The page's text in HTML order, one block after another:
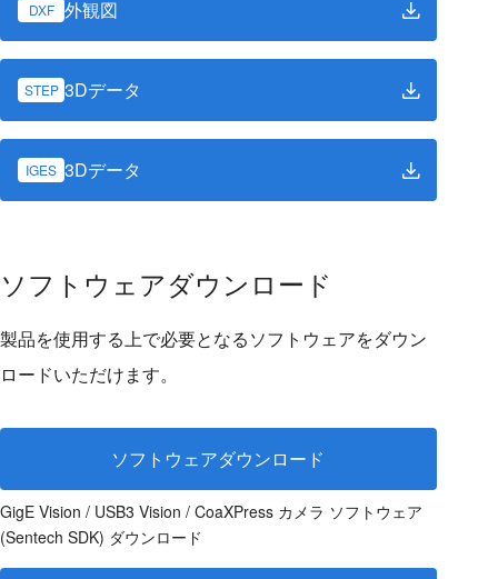
DXF 外観図
STEP 3Dデータ
IGES 3Dデータ
ソフトウェアダウンロード
製品を使用する上で必要となるソフトウェアをダウン
ロードいただけます。
ソフトウェアダウンロード
GigE Vision / USB3 Vision / CoaXPress カメラ ソフトウェア
(Sentech SDK) ダウンロード